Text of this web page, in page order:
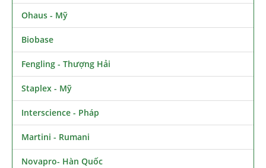
Ohaus - Mỹ
Biobase
Fengling - Thượng Hải
Staplex - Mỹ
Interscience - Pháp
Martini - Rumani
Novapro- Hàn Quốc